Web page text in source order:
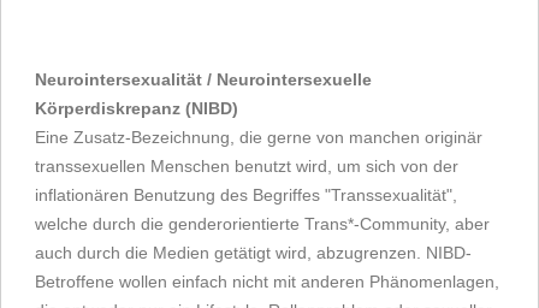
Neurointersexualität / Neurointersexuelle
Körperdiskrepanz (NIBD)
Eine Zusatz-Bezeichnung, die gerne von manchen originär
transsexuellen Menschen benutzt wird, um sich von der
inflationären Benutzung des Begriffes "Transsexualität",
welche durch die genderorientierte Trans*-Community, aber
auch durch die Medien getätigt wird, abzugrenzen. NIBD-
Betroffene wollen einfach nicht mit anderen Phänomenlagen,